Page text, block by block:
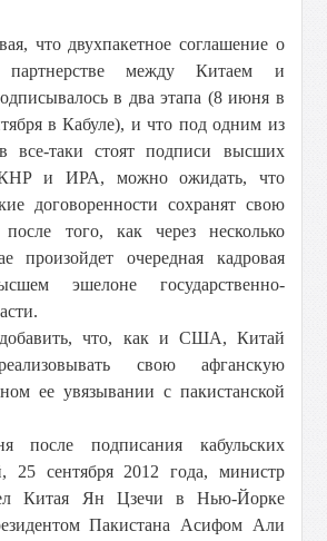
что двухпакетное соглашение о
партнерстве между Китаем и
в два этапа (8 июня в
в Кабуле), и что под одним из
все-таки стоят подписи высших
КНР и ИРА, можно ожидать, что
договоренности сохранят свою
после того, как через несколько
произойдет очередная кадровая
эшелоне государственно-
что, как и США, Китай
свою афганскую
ее увязывании с пакистанской
после подписания кабульских
25 сентября 2012 года, министр
Китая Ян Цзечи в Нью-Йорке
Пакистана Асифом Али